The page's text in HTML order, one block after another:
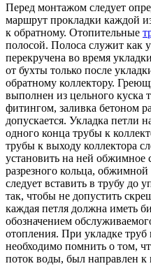
Перед монтажом следует
маршрут прокладки каждой
к обратному. Отопительные
полосой. Полоса служит как
перекручена во время
от бухты только после
обратному коллектору.
выполнен из цельного куска
фитингом, заливка бетоном
допускается. Укладка петли
одного конца трубы к
трубы к выходу коллектора
установить на ней обжимное
разрезного кольца,
следует вставить в трубу до
так, чтобы не допустить
каждая петля должна иметь
обозначением
отопления. При укладке труб
необходимо помнить о том,
поток воды, был направлен